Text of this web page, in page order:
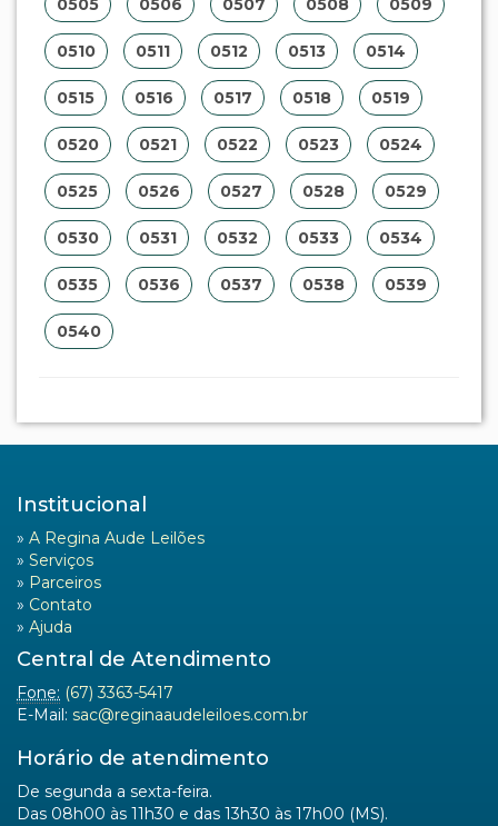
0505 0506 0507 0508 0509
0510 0511 0512 0513 0514
0515 0516 0517 0518 0519
0520 0521 0522 0523 0524
0525 0526 0527 0528 0529
0530 0531 0532 0533 0534
0535 0536 0537 0538 0539
0540
Institucional
» A Regina Aude Leilões
» Serviços
» Parceiros
» Contato
» Ajuda
Central de Atendimento
Fone: (67) 3363-5417
E-Mail: sac@reginaaudeleiloes.com.br
Horário de atendimento
De segunda a sexta-feira.
Das 08h00 às 11h30 e das 13h30 às 17h00 (MS).